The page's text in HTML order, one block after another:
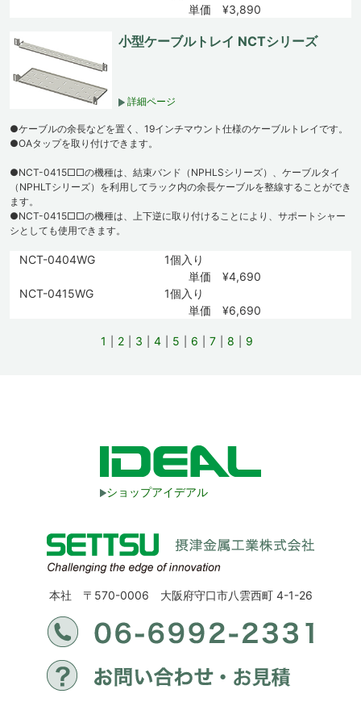
単価 ¥3,890
小型ケーブルトレイ NCTシリーズ
詳細ページ
●ケーブルの余長などを置く、19インチマウント仕様のケーブルトレイです。
●OAタップを取り付けできます。
●NCT-0415□□の機種は、結束バンド（NPHLSシリーズ）、ケーブルタイ
（NPHLTシリーズ）を利用してラック内の余長ケーブルを整線することができ
ます。
●NCT-0415□□の機種は、上下逆に取り付けることにより、サポートシャー
シとしても使用できます。
NCT-0404WG
1個入り
単価 ¥4,690
NCT-0415WG
1個入り
単価 ¥6,690
1 2 3 4 5 6 7 8 9
ショップアイデアル
本社 〒570-0006 大阪府守口市八雲西町 4-1-26